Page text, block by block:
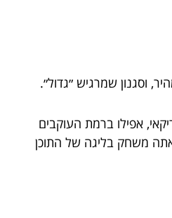
וסגנון שמרגיש ״גדול״.
אפילו ברמת העוקבים
משחק בליגה של התוכן